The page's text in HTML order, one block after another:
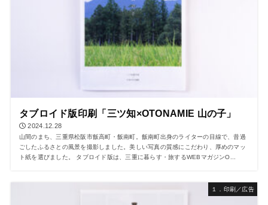
タブロイド版印刷「三ツ知×OTONAMIE 山の子」
2024.12.28
山間のまち、三重県松阪市飯高町・飯南町。飯南町出身のライターの目線で、昔過
ごしたふるさとの風景を撮影しました。美しい写真の質感にこだわり、厚めのマッ
ト紙を選びました。 タブロイド版は、三重に暮らす・旅するWEBマガジンO...
１．印刷／広告